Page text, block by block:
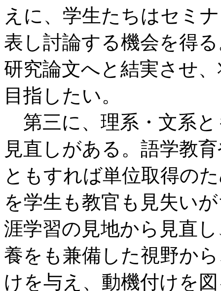
えに、学生たちはセミ
表し討論する機会を得
研究論文へと結実させ
目指したい。
第三に、理系・文系
見直しがある。語学教
ともすれば単位取得の
を学生も教官も見失い
涯学習の見地から見直
養をも兼備した視野か
けを与え、動機付けを